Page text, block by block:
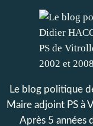
Le blog politique
Maire adjoint PS à
Après 5 années